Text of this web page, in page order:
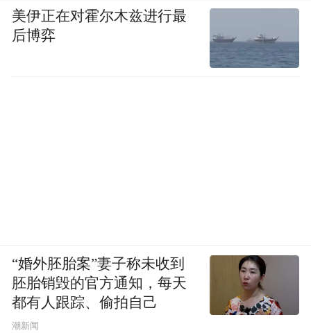
美伊正在对霍尔木兹进行最
后博弈
“婚外胚胎案”妻子称未收到
胚胎销毁的官方通知，每天
都有人跟踪、偷拍自己
潮新闻